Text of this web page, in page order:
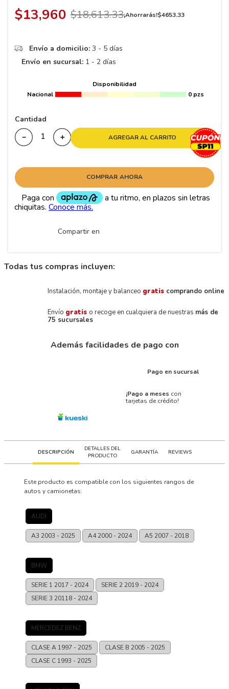
$13,960 $18,613.33¡Ahorrarás!$4653.33
Envío a domicilio: 3 - 5 días
Envío en sucursal: 1 - 2 días
Disponibilidad
Nacional
0 pzs
Cantidad
＋
－ AGREGAR AL CARRITO
COMPRAR AHORA
Compartir en
Todas tus compras incluyen:
Instalación, montaje y balanceo gratis comprando online
Envío gratis o recoge en cualquiera de nuestras más de
75 sucursales
Además facilidades de pago con
Pago en sucursal
¡Pago a meses con
tarjetas de crédito!
DESCRIPCIÓN
DETALLES DEL
PRODUCTO
GARANTÍA REVIEWS
Este producto es compatible con los siguientes rangos de
autos y camionetas:
AUDI
A3 2003 - 2025 A42000 - 2024 A5 2007 - 2018
BMW
SERIE 1 2017 - 2024 SERIE 2 2019 - 2024
SERIE 3 20118 - 2024
MERCEDEZ BENZ
CLASE A 1997 - 2025 CLASE B 2005 - 2025
CLASE C 1993 - 2025
9.265